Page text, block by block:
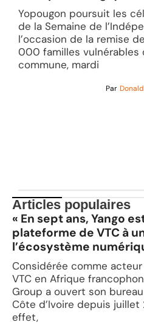
Yopougon poursuit les
de la Semaine de
l’occasion de la remise
000 familles vulnérables
commune, mardi
Par
Articles populaires
« En sept ans, Yango
plateforme de VTC à
l’écosystème
est très positif »,
pays de Yango en Côte
Considérée comme
VTC en Afrique
Group a ouvert son
Côte d’Ivoire depuis juillet
effet,